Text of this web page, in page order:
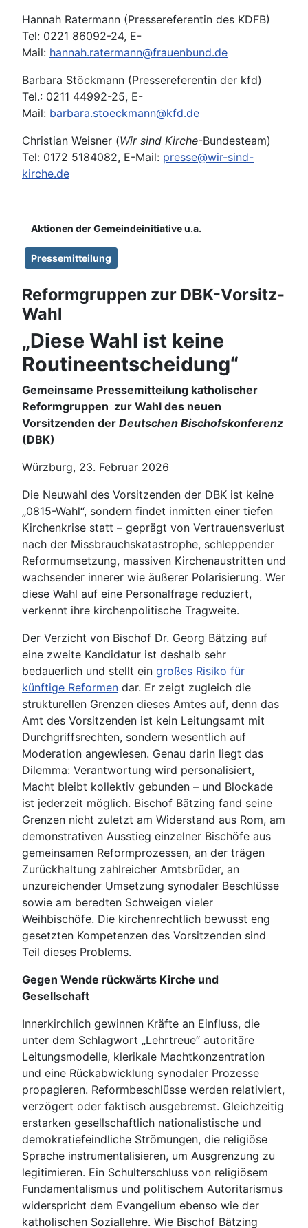
Hannah Ratermann (Pressereferentin des KDFB)
Tel: 0221 86092-24, E-
Mail: hannah.ratermann@frauenbund.de
Barbara Stöckmann (Pressereferentin der kfd)
Tel.: 0211 44992-25, E-
Mail: barbara.stoeckmann@kfd.de
Christian Weisner (Wir sind Kirche-Bundesteam)
Tel: 0172 5184082, E-Mail: presse@wir-sind-
kirche.de
Aktionen der Gemeindeinitiative u.a.
Pressemitteilung
Reformgruppen zur DBK-Vorsitz-
Wahl
„Diese Wahl ist keine
Routineentscheidung“
Gemeinsame Pressemitteilung katholischer
Reformgruppen zur Wahl des neuen
Vorsitzenden der Deutschen Bischofskonferenz
(DBK)
Würzburg, 23. Februar 2026
Die Neuwahl des Vorsitzenden der DBK ist keine
„0815-Wahl“, sondern findet inmitten einer tiefen
Kirchenkrise statt – geprägt von Vertrauensverlust
nach der Missbrauchskatastrophe, schleppender
Reformumsetzung, massiven Kirchenaustritten und
wachsender innerer wie äußerer Polarisierung. Wer
diese Wahl auf eine Personalfrage reduziert,
verkennt ihre kirchenpolitische Tragweite.
Der Verzicht von Bischof Dr. Georg Bätzing auf
eine zweite Kandidatur ist deshalb sehr
bedauerlich und stellt ein großes Risiko für
künftige Reformen dar. Er zeigt zugleich die
strukturellen Grenzen dieses Amtes auf, denn das
Amt des Vorsitzenden ist kein Leitungsamt mit
Durchgriffsrechten, sondern wesentlich auf
Moderation angewiesen. Genau darin liegt das
Dilemma: Verantwortung wird personalisiert,
Macht bleibt kollektiv gebunden – und Blockade
ist jederzeit möglich. Bischof Bätzing fand seine
Grenzen nicht zuletzt am Widerstand aus Rom, am
demonstrativen Ausstieg einzelner Bischöfe aus
gemeinsamen Reformprozessen, an der trägen
Zurückhaltung zahlreicher Amtsbrüder, an
unzureichender Umsetzung synodaler Beschlüsse
sowie am beredten Schweigen vieler
Weihbischöfe. Die kirchenrechtlich bewusst eng
gesetzten Kompetenzen des Vorsitzenden sind
Teil dieses Problems.
Gegen Wende rückwärts Kirche und
Gesellschaft
Innerkirchlich gewinnen Kräfte an Einfluss, die
unter dem Schlagwort „Lehrtreue“ autoritäre
Leitungsmodelle, klerikale Machtkonzentration
und eine Rückabwicklung synodaler Prozesse
propagieren. Reformbeschlüsse werden relativiert,
verzögert oder faktisch ausgebremst. Gleichzeitig
erstarken gesellschaftlich nationalistische und
demokratiefeindliche Strömungen, die religiöse
Sprache instrumentalisieren, um Ausgrenzung zu
legitimieren. Ein Schulterschluss von religiösem
Fundamentalismus und politischem Autoritarismus
widerspricht dem Evangelium ebenso wie der
katholischen Soziallehre. Wie Bischof Bätzing